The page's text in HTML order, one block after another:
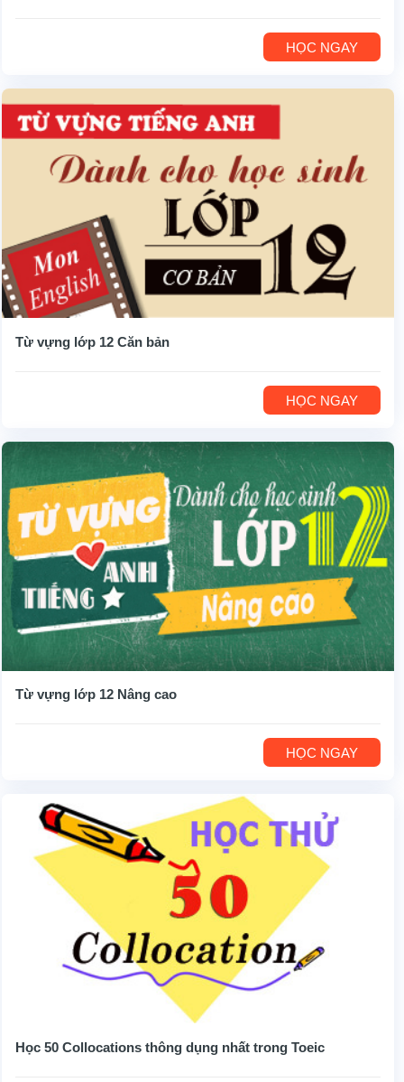
HỌC NGAY
Từ vựng lớp 12 Căn bản
HỌC NGAY
Từ vựng lớp 12 Nâng cao
HỌC NGAY
Học 50 Collocations thông dụng nhất trong Toeic